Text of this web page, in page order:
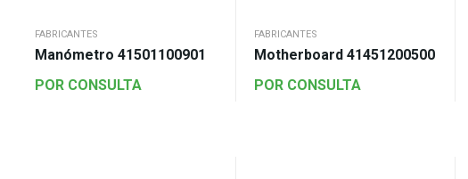
FABRICANTES
Manómetro 41501100901
POR CONSULTA
FABRICANTES
Motherboard 41451200500
POR CONSULTA